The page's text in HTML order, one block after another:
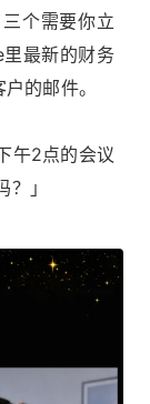
个需要你立
最新的财务
的邮件。
午2点的会议
」